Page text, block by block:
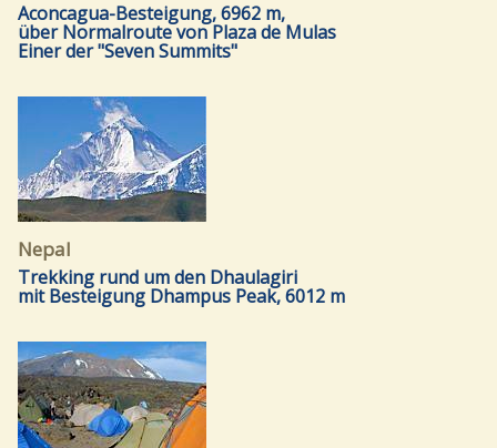
Aconcagua-Besteigung, 6962 m,
über Normalroute von Plaza de Mulas
Einer der "Seven Summits"
Nepal
Trekking rund um den Dhaulagiri
mit Besteigung Dhampus Peak, 6012 m